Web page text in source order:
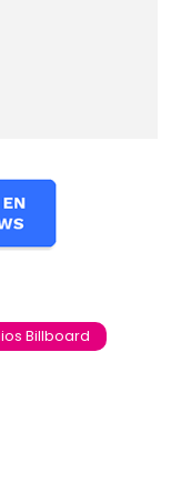
Billboard